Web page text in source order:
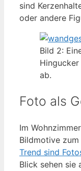
sind
oder andere
Bild 2:
ab.
Foto als
Im
Bildmotive
Trend sind
Blick sehen sie